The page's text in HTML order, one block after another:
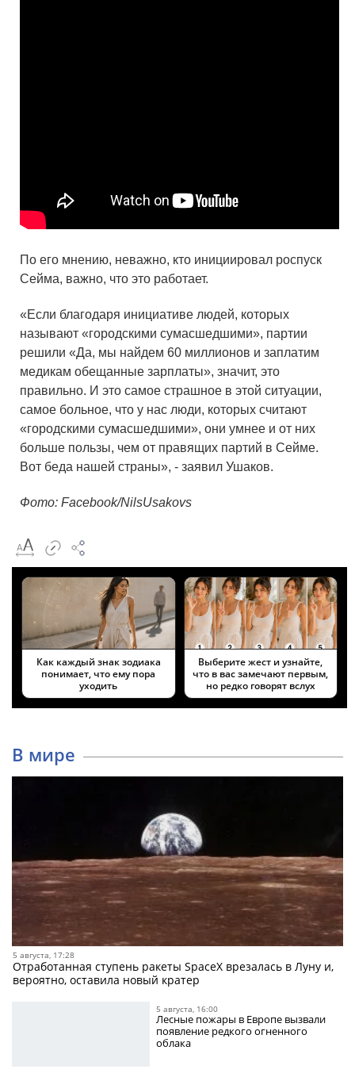
По его мнению, неважно, кто инициировал роспуск
Сейма, важно, что это работает.
«Если благодаря инициативе людей, которых
называют «городскими сумасшедшими», партии
решили «Да, мы найдем 60 миллионов и заплатим
медикам обещанные зарплаты», значит, это
правильно. И это самое страшное в этой ситуации,
самое больное, что у нас люди, которых считают
«городскими сумасшедшими», они умнее и от них
больше пользы, чем от правящих партий в Сейме.
Вот беда нашей страны», - заявил Ушаков.
Фото: Facebook/NilsUsakovs
Как каждый знак зодиака
понимает, что ему пора
уходить
Выберите жест и узнайте,
что в вас замечают первым,
но редко говорят вслух
В мире
5 августа, 17:28
Отработанная ступень ракеты SpaceX врезалась в Луну и,
вероятно, оставила новый кратер
5 августа, 16:00
Лесные пожары в Европе вызвали
появление редкого огненного
облака